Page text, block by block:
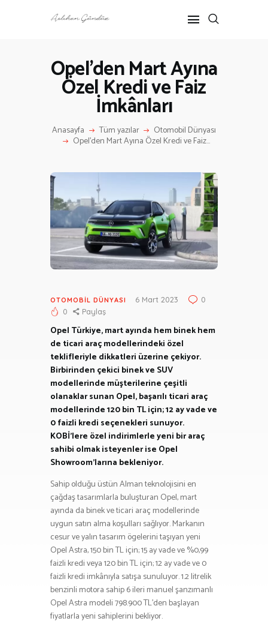
Opel’den Mart Ayına
Özel Kredi ve Faiz
İmkânları
Anasayfa Tüm yazılar Otomobil Dünyası
Opel’den Mart Ayına Özel Kredi ve Faiz...
ANASAYFA
RÖPORTAJ
ANNE-ÇOCUK
KÜLTÜR SANAT
İLETIŞIM
OTOMOBIL DÜNYASI 6 Mart 2023
0
0
Paylaş
Opel Türkiye, mart ayında hem binek hem
de ticari araç modellerindeki özel
teklifleriyle dikkatleri üzerine çekiyor.
Birbirinden çekici binek ve SUV
modellerinde müşterilerine çeşitli
olanaklar sunan Opel, başarılı ticari araç
modellerinde 120 bin TL için; 12 ay vade ve
0 faizli kredi seçenekleri sunuyor.
KOBİ’lere özel indirimlerle yeni bir araç
sahibi olmak isteyenler ise Opel
Showroom’larına bekleniyor.
Sahip olduğu üstün Alman teknolojisini en
çağdaş tasarımlarla buluşturan Opel, mart
ayında da binek ve ticari araç modellerinde
uygun satın alma koşulları sağlıyor. Markanın
cesur ve yalın tasarım ögelerini taşıyan yeni
Opel Astra, 150 bin TL için; 15 ay vade ve %0,99
faizli kredi veya 120 bin TL için; 12 ay vade ve 0
faizli kredi imkânıyla satışa sunuluyor. 1.2 litrelik
benzinli motora sahip 6 ileri manuel şanzımanlı
Opel Astra modeli 798.900 TL’den başlayan
fiyatlarla yeni sahiplerini bekliyor.